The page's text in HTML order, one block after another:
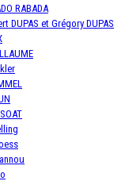
RABADA
DUPAS et Grégory DUPAS